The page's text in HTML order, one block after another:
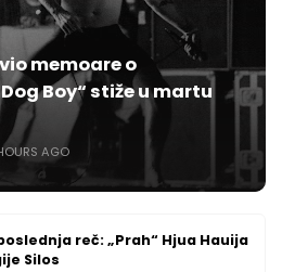
memoare o
Boy“ stiže u martu
AGO
reč: „Prah“ Hjua Hauija
Silos